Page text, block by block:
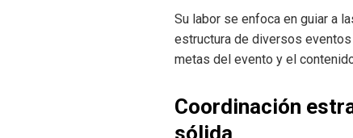
Su labor se enfoca en guiar a
estructura de diversos
metas del evento y el
Coordinación
sólida